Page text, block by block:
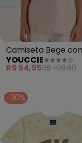
Camiseta Bege
Estampa Paradaise
YOUCCIE
R$ 54,95R$ 109,90
-30%